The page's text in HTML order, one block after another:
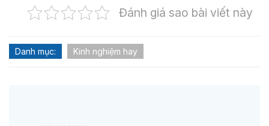
Đánh giá sao bài viết này
Danh mục: Kinh nghiệm hay